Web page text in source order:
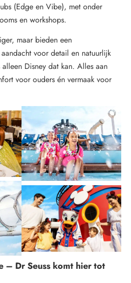
(Edge en Vibe), met onder
en workshops.
maar bieden een
voor detail en natuurlijk
Disney dat kan. Alles aan
voor ouders én vermaak voor
– Dr Seuss komt hier tot